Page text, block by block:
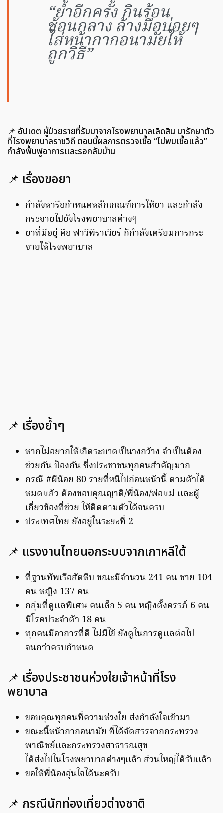
“ย้ำอีกครั้ง กินร้อน
ช้อนกลาง ล้างมือบ่อยๆ
ใส่หน้ากากอนามัยให้
ถูกวิธี”
📌 อัปเดต ผู้ป่วยรายที่รับมาจากโรงพยาบาลเลิดสิน มารักษาตัว
ที่โรงพยาบาลราชวิถี ตอนนี้ผลการตรวจเชื้อ “ไม่พบเชื้อแล้ว”
กำลังฟื้นฟูอาการและรอกลับบ้าน
📌 เรื่องขอยา
กำลังหารือกำหนดหลักเกณฑ์การให้ยา และกำลัง
กระจายไปยังโรงพยาบาลต่างๆ
ยาที่มีอยู่ คือ ฟาวิพิราเวียร์ ก็กำลังเตรียมการกระ
จายให้โรงพยาบาล
📌 เรื่องย้ำๆ
หากไม่อยากให้เกิดระบาดเป็นวงกว้าง จำเป็นต้อง
ช่วยกัน ป้องกัน ซึ่งประชาชนทุกคนสำคัญมาก
กรณี #ผีน้อย 80 รายที่หนีไปก่อนหน้านี้ ตามตัวได้
หมดแล้ว ต้องขอบคุณญาติ/พี่น้อง/พ่อแม่ และผู้
เกี่ยวข้องที่ช่วย ให้ติดตามตัวได้จนครบ
ประเทศไทย ยังอยู่ในระยะที่ 2
📌 แรงงานไทยนอกระบบจากเกาหลีใต้
ที่ฐานทัพเรือสัตหีบ ขณะมีจำนวน 241 คน ชาย 104
คน หญิง 137 คน
กลุ่มที่ดูแลพิเศษ คนเล็ก 5 คน หญิงตั้งครรภ์ 6 คน
มีโรคประจำตัว 18 คน
ทุกคนมีอาการที่ดี ไม่มีไข้ ยังดูในการดูแลต่อไป
จนกว่าครบกำหนด
📌 เรื่องประชาชนห่วงใยเจ้าหน้าที่โรง
พยาบาล
ขอบคุณทุกคนที่ความห่วงใย ส่งกำลังใจเข้ามา
ขณะนี้หน้ากากอนามัย ที่ได้จัดสรรจากกระทรวง
พาณิชย์และกระทรวงสาธารณสุข
ได้ส่งไปในโรงพยาบาลต่างๆแล้ว ส่วนใหญ่ได้รับแล้ว
ขอให้พี่น้องอุ่นใจได้นะครับ
📌 กรณีนักท่องเที่ยวต่างชาติ